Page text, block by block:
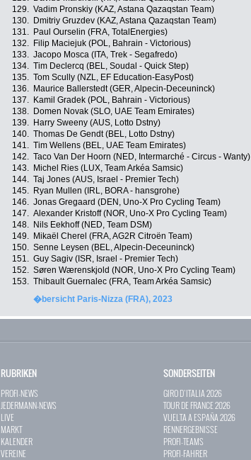
129. Vadim Pronskiy (KAZ, Astana Qazaqstan Team)
130.
Dmitriy Gruzdev (KAZ, Astana Qazaqstan Team)
131.
Paul Ourselin (FRA, TotalEnergies)
132.
Filip Maciejuk (POL, Bahrain - Victorious)
133. Jacopo Mosca (ITA, Trek - Segafredo)
134. Tim Declercq (BEL, Soudal - Quick Step)
135. Tom Scully (NZL, EF Education-EasyPost)
136.
Maurice Ballerstedt (GER, Alpecin-Deceuninck)
137.
Kamil Gradek (POL, Bahrain - Victorious)
138.
Domen Novak (SLO, UAE Team Emirates)
139.
Harry Sweeny (AUS, Lotto Dstny)
140. Thomas De Gendt (BEL, Lotto Dstny)
141. Tim Wellens (BEL, UAE Team Emirates)
142. Taco Van Der Hoorn (NED, Intermarché - Circus - Wanty)
143.
Michel Ries (LUX, Team Arkéa Samsic)
144. Taj Jones (AUS, Israel - Premier Tech)
145.
Ryan Mullen (IRL, BORA - hansgrohe)
146. Jonas Gregaard (DEN, Uno-X Pro Cycling Team)
147. Alexander Kristoff (NOR, Uno-X Pro Cycling Team)
148.
Nils Eekhoff (NED, Team DSM)
149.
Mikaël Cherel (FRA, AG2R Citroën Team)
150. Senne Leysen (BEL, Alpecin-Deceuninck)
151. Guy Sagiv (ISR, Israel - Premier Tech)
152. Søren Wærenskjold (NOR, Uno-X Pro Cycling Team)
153. Thibault Guernalec (FRA, Team Arkéa Samsic)
�bersicht Paris-Nizza (FRA), 2023
RUBRIKEN
PROFI-NEWS
JEDERMANN-NEWS
LIVE
MARKT
KALENDER
VEREINE
SONDERSEITEN
GIRO D`ITALIA 2026
TOUR DE FRANCE 2026
VUELTA A ESPAÑA 2026
RENNERGEBNISSE
PROFI-TEAMS
PROFI-FAHRER